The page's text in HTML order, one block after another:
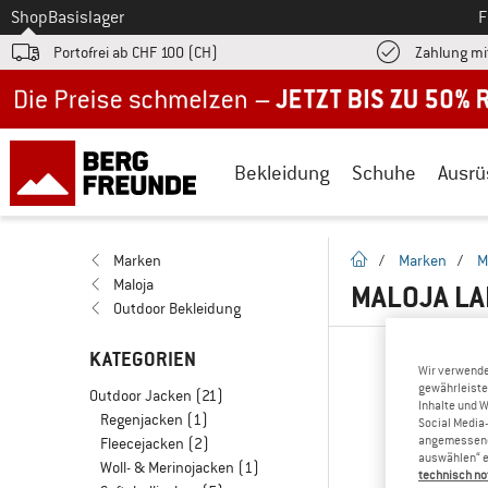
Zum
ShopBasislager
Portofrei ab CHF 100 (CH) Zahlung
Bekleidung Schuhe
Marken
Maloja
Outdoor Bekleidung
KATEGORIEN
Outdoor Jacken (21)
Regenjacken (1)
Fleecejacken (2)
Woll- & Merinojacken (1)
Startseite
/ Marken /
MALOJA
Wir
Inhalte und
Social
auswählen“
technisch